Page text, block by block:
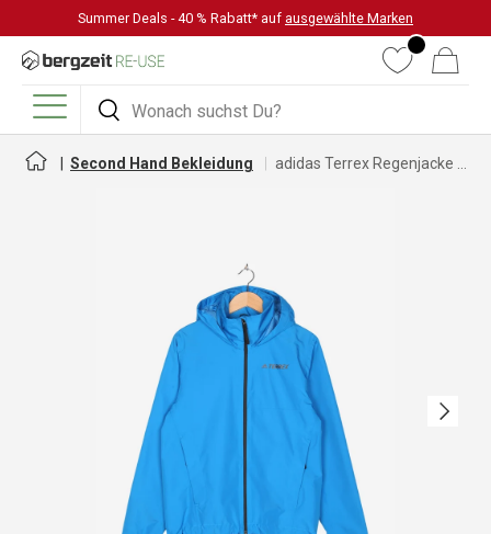
DIREKT ZUM INHALT
Summer Deals - 40 % Rabatt* auf ausgewählte Marken
Suchen
Suchen
WunschlisteWarenkorb
Menü
Second Hand Bekleidung
Nächste